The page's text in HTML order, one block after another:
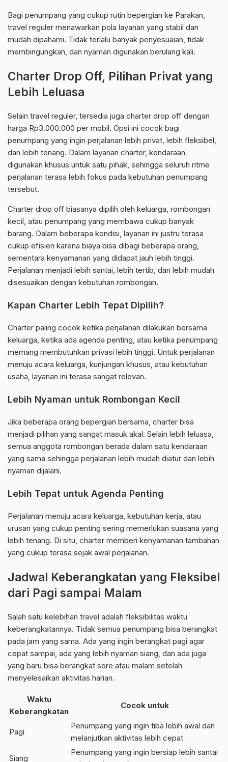
Bagi penumpang yang cukup rutin bepergian ke Parakan,
travel reguler menawarkan pola layanan yang stabil dan
mudah dipahami. Tidak terlalu banyak penyesuaian, tidak
membingungkan, dan nyaman digunakan berulang kali.
Charter Drop Off, Pilihan Privat yang
Lebih Leluasa
Selain travel reguler, tersedia juga charter drop off dengan
harga Rp3.000.000 per mobil. Opsi ini cocok bagi
penumpang yang ingin perjalanan lebih privat, lebih fleksibel,
dan lebih tenang. Dalam layanan charter, kendaraan
digunakan khusus untuk satu pihak, sehingga seluruh ritme
perjalanan terasa lebih fokus pada kebutuhan penumpang
tersebut.
Charter drop off biasanya dipilih oleh keluarga, rombongan
kecil, atau penumpang yang membawa cukup banyak
barang. Dalam beberapa kondisi, layanan ini justru terasa
cukup efisien karena biaya bisa dibagi beberapa orang,
sementara kenyamanan yang didapat jauh lebih tinggi.
Perjalanan menjadi lebih santai, lebih tertib, dan lebih mudah
disesuaikan dengan kebutuhan rombongan.
Kapan Charter Lebih Tepat Dipilih?
Charter paling cocok ketika perjalanan dilakukan bersama
keluarga, ketika ada agenda penting, atau ketika penumpang
memang membutuhkan privasi lebih tinggi. Untuk perjalanan
menuju acara keluarga, kunjungan khusus, atau kebutuhan
usaha, layanan ini terasa sangat relevan.
Lebih Nyaman untuk Rombongan Kecil
Jika beberapa orang bepergian bersama, charter bisa
menjadi pilihan yang sangat masuk akal. Selain lebih leluasa,
semua anggota rombongan berada dalam satu kendaraan
yang sama sehingga perjalanan lebih mudah diatur dan lebih
nyaman dijalani.
Lebih Tepat untuk Agenda Penting
Perjalanan menuju acara keluarga, kebutuhan kerja, atau
urusan yang cukup penting sering memerlukan suasana yang
lebih tenang. Di situ, charter memberi kenyamanan tambahan
yang cukup terasa sejak awal perjalanan.
Jadwal Keberangkatan yang Fleksibel
dari Pagi sampai Malam
Salah satu kelebihan travel adalah fleksibilitas waktu
keberangkatannya. Tidak semua penumpang bisa berangkat
pada jam yang sama. Ada yang ingin berangkat pagi agar
cepat sampai, ada yang lebih nyaman siang, dan ada juga
yang baru bisa berangkat sore atau malam setelah
menyelesaikan aktivitas harian.
Waktu
Keberangkatan
Cocok untuk
Pagi
Penumpang yang ingin tiba lebih awal dan
melanjutkan aktivitas lebih cepat
Siang
Penumpang yang ingin bersiap lebih santai